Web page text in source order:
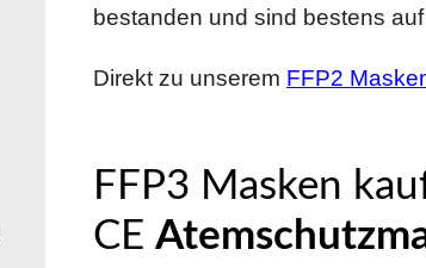
bestanden und sind bestens
Direkt zu unserem FFP2
FFP3 Masken
CE